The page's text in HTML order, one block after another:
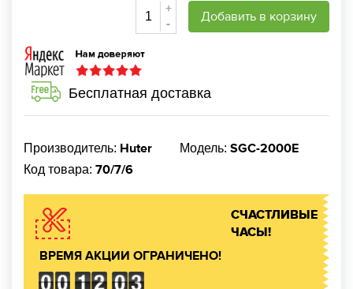
+
-
Добавить в корзину
Бесплатная доставка
Производитель: Huter Модель: SGC-2000E
Код товара: 70/7/6
СЧАСТЛИВЫЕ
ЧАСЫ!
ВРЕМЯ АКЦИИ ОГРАНИЧЕНО!